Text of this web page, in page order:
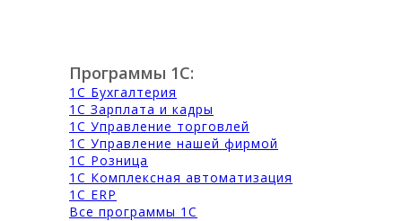
Программы 1С:
1С Бухгалтерия
1С Зарплата и кадры
1С Управление торговлей
1С Управление нашей фирмой
1С Розница
1С Комплексная автоматизация
1С ERP
Все программы 1С